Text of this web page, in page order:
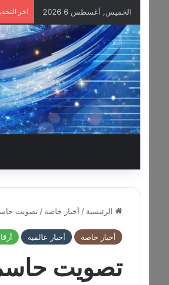
الخميس, أغسطس 6 2026 اخر
الرئيسية / أخبار خاصة / تصويت حاسم
أخبار خاصة أخبار عالمية
تصويت حاسم